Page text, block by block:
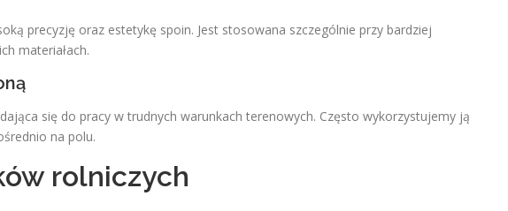
precyzję oraz estetykę spoin. Jest stosowana szczególnie przy bardziej
materiałach.
się do pracy w trudnych warunkach terenowych. Często wykorzystujemy ją
na polu.
rolniczych